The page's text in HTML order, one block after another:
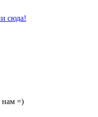
сюда!
нам =)